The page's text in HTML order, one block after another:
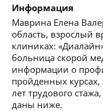
Информация
Маврина Елена
область, взрослый
клиниках:
больница скорой
информации о
пройденных курсах,
лет трудового
даны ниже.